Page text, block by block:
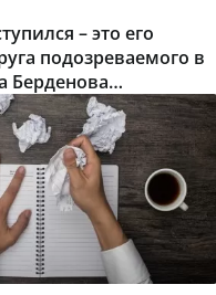
– это его
подозреваемого в
Берденова
поступок мужа